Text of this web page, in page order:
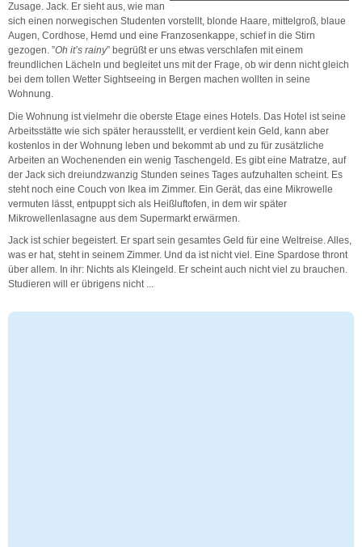
Zusage. Jack. Er sieht aus, wie man
sich einen norwegischen Studenten vorstellt, blonde Haare, mittelgroß, blaue
Augen, Cordhose, Hemd und eine Franzosenkappe, schief in die Stirn
gezogen. ”Oh it’s rainy” begrüßt er uns etwas verschlafen mit einem
freundlichen Lächeln und begleitet uns mit der Frage, ob wir denn nicht gleich
bei dem tollen Wetter Sightseeing in Bergen machen wollten in seine
Wohnung.
Die Wohnung ist vielmehr die oberste Etage eines Hotels. Das Hotel ist seine
Arbeitsstätte wie sich später herausstellt, er verdient kein Geld, kann aber
kostenlos in der Wohnung leben und bekommt ab und zu für zusätzliche
Arbeiten an Wochenenden ein wenig Taschengeld. Es gibt eine Matratze, auf
der Jack sich dreiundzwanzig Stunden seines Tages aufzuhalten scheint. Es
steht noch eine Couch von Ikea im Zimmer. Ein Gerät, das eine Mikrowelle
vermuten lässt, entpuppt sich als Heißluftofen, in dem wir später
Mikrowellenlasagne aus dem Supermarkt erwärmen.
Jack ist schier begeistert. Er spart sein gesamtes Geld für eine Weltreise. Alles,
was er hat, steht in seinem Zimmer. Und da ist nicht viel. Eine Spardose thront
über allem. In ihr: Nichts als Kleingeld. Er scheint auch nicht viel zu brauchen.
Studieren will er übrigens nicht ...